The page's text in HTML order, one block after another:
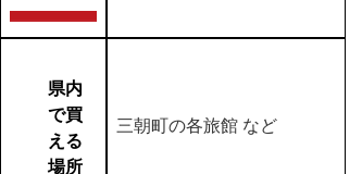
県内
で買
える
場所
三朝町の各旅館 など